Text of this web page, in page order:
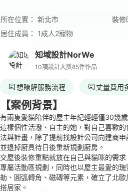
所在位置： 新北市 裝修
居住成員：
1成人2寵物
知域設計NorWe
10項設計大獎85件作品
想瞭解服務流程 丈量費用
【案例背景】
有兩隻愛貓陪伴的屋主年紀輕輕僅30幾
這樣個性活潑、自主的她，對自己喜歡
法與計畫，除了提前找設計公司向建商
並退掉廚具待日後重新規劃廚房。
交屋後裝修重點就放在自己與貓咪的需
專屬活動區規劃，同時也以屋主最愛的
勒、圓弧轉角、磁磚等元素，確立了北
搭居家。